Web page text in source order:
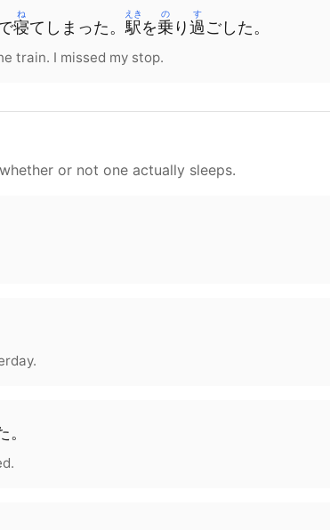
寝
ね
て しまった。駅
えき
を乗
の
り 過
す
ごした。
train. I missed my stop.
or not one actually sleeps.
。